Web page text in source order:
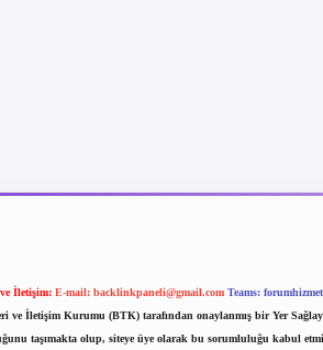
İletişim: E-mail: backlinkpaneli@gmail.com Teams:
ve İletişim Kurumu (BTK) tarafından onaylanmış bir Yer
taşımakta olup, siteye üye olarak bu sorumluluğu kabul